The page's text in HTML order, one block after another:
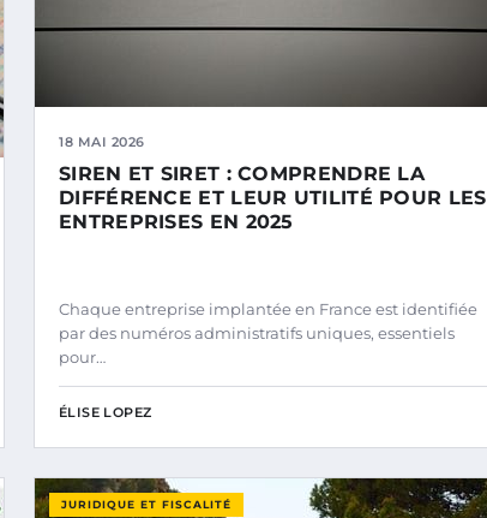
18 MAI 2026
SIREN ET SIRET : COMPRENDRE LA
DIFFÉRENCE ET LEUR UTILITÉ POUR LES
ENTREPRISES EN 2025
Chaque entreprise implantée en France est identifiée
par des numéros administratifs uniques, essentiels
pour…
ÉLISE LOPEZ
JURIDIQUE ET FISCALITÉ